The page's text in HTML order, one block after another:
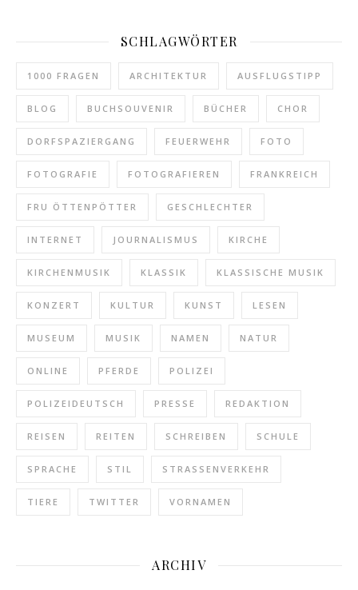
SCHLAGWÖRTER
1000 FRAGEN ARCHITEKTUR AUSFLUGSTIPP
BLOG BUCHSOUVENIR BÜCHER CHOR
DORFSPAZIERGANG FEUERWEHR FOTO
FOTOGRAFIE FOTOGRAFIEREN FRANKREICH
FRU ÖTTENPÖTTER GESCHLECHTER
INTERNET JOURNALISMUS KIRCHE
KIRCHENMUSIK KLASSIK KLASSISCHE MUSIK
KONZERT KULTUR KUNST LESEN
MUSEUM MUSIK NAMEN NATUR
ONLINE PFERDE POLIZEI
POLIZEIDEUTSCH PRESSE REDAKTION
REISEN REITEN SCHREIBEN SCHULE
SPRACHE STIL STRASSENVERKEHR
TIERE TWITTER VORNAMEN
ARCHIV